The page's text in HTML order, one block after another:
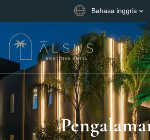
Bahasa inggris